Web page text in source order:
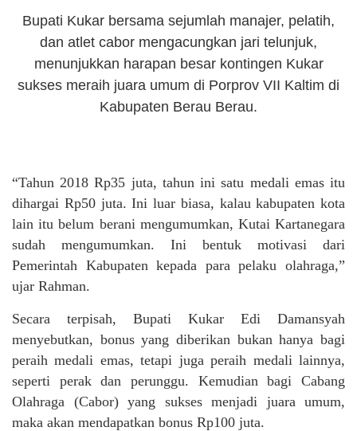
Bupati Kukar bersama sejumlah manajer, pelatih,
dan atlet cabor mengacungkan jari telunjuk,
menunjukkan harapan besar kontingen Kukar
sukses meraih juara umum di Porprov VII Kaltim di
Kabupaten Berau Berau.
“Tahun 2018 Rp35 juta, tahun ini satu medali emas itu
dihargai Rp50 juta. Ini luar biasa, kalau kabupaten kota
lain itu belum berani mengumumkan, Kutai Kartanegara
sudah mengumumkan. Ini bentuk motivasi dari
Pemerintah Kabupaten kepada para pelaku olahraga,”
ujar Rahman.
Secara terpisah, Bupati Kukar Edi Damansyah
menyebutkan, bonus yang diberikan bukan hanya bagi
peraih medali emas, tetapi juga peraih medali lainnya,
seperti perak dan perunggu. Kemudian bagi Cabang
Olahraga (Cabor) yang sukses menjadi juara umum,
maka akan mendapatkan bonus Rp100 juta.